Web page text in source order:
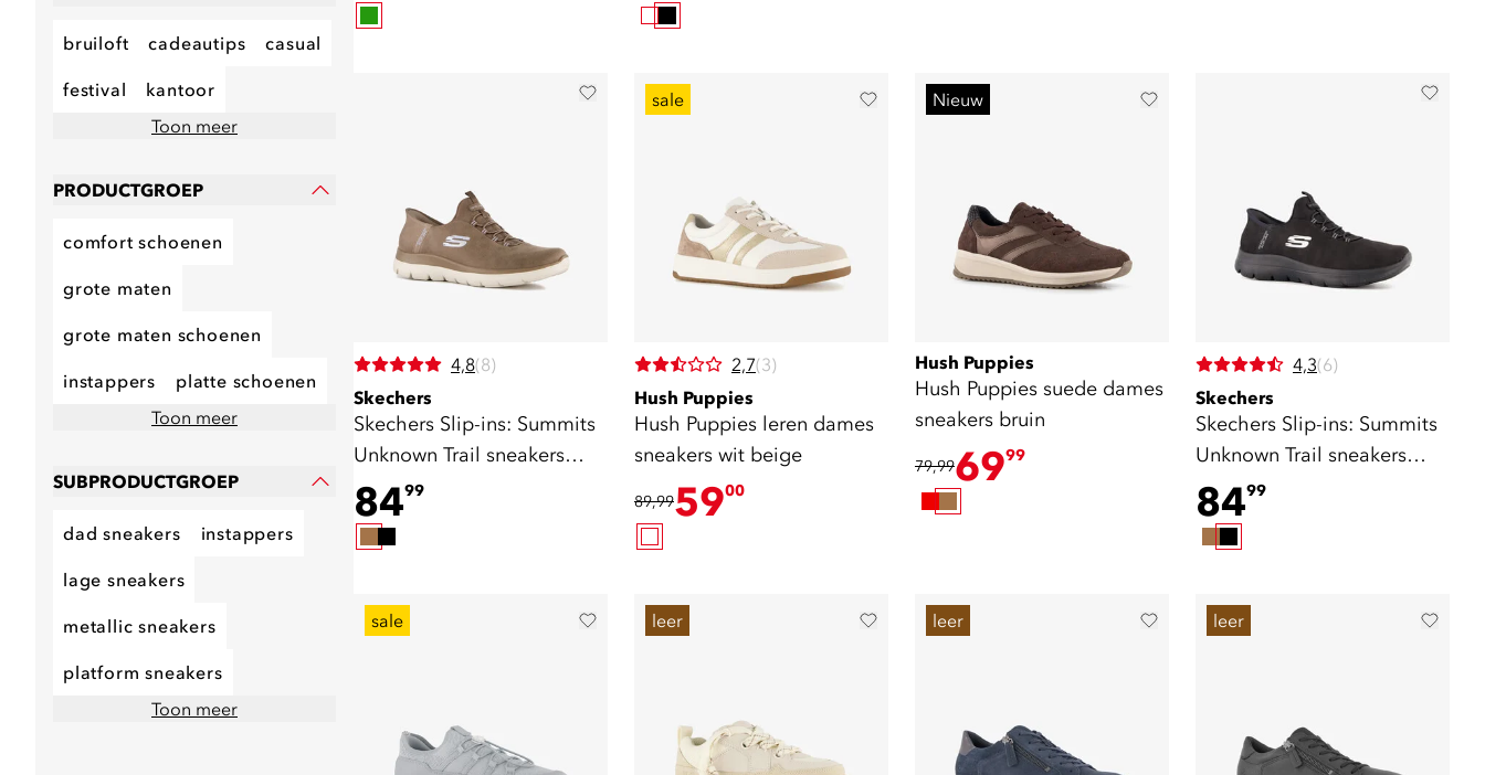
bruiloft cadeautips casual
festival
kantoor
Toon meer
PRODUCTGROEP
comfort schoenen
grote maten
grote maten schoenen
instappers
platte schoenen
Toon meer
SUBPRODUCTGROEP
dad sneakers instappers
lage sneakers
metallic sneakers
platform sneakers
Toon meer
4,8(8)
Skechers
Skechers Slip-ins: Summits
Unknown Trail sneakers
bruin
8499
sale
2,7(3)
Hush Puppies
Hush Puppies leren dames
sneakers wit beige
89,995900
Nieuw
Hush Puppies
Hush Puppies suede dames
sneakers bruin
79,996999
4,3(6)
Skechers
Skechers Slip-ins: Summits
Unknown Trail sneakers
zwart
8499
sale leer leer leer